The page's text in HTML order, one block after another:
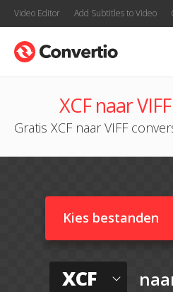
Video Editor Add Subtitles to Video
XCF naar
Gratis XCF naar VIFF
Kies bestanden
XCF